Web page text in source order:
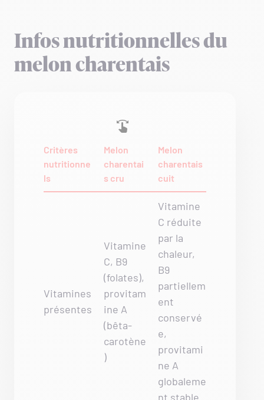
Infos nutritionnelles du
melon charentais
Critères
nutritionne
ls
Melon
charentai
s cru
Melon
charentais
cuit
Vitamines
présentes
Vitamine
C, B9
(folates),
provitam
ine A
(bêta-
carotène
)
Vitamine
C réduite
par la
chaleur,
B9
partiellem
ent
conservé
e,
provitami
ne A
globaleme
nt stable